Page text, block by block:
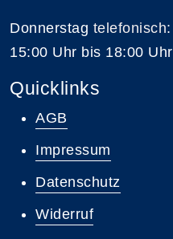
Donnerstag telefonisch:
15:00 Uhr bis 18:00 Uhr
Quicklinks
AGB
Impressum
Datenschutz
Widerruf